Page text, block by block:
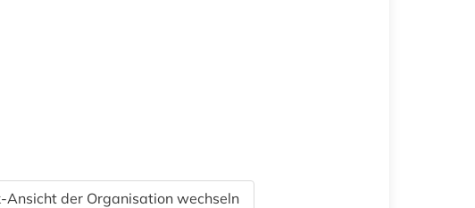
Ansicht der Organisation wechseln